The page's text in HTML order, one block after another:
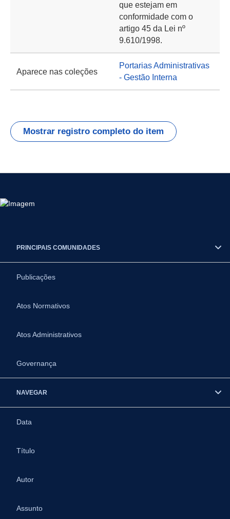
que estejam em
conformidade com o
artigo 45 da Lei nº
9.610/1998.
Aparece nas coleções
Portarias Administrativas
- Gestão Interna
Mostrar registro completo do item
PRINCIPAIS COMUNIDADES
Publicações
Atos Normativos
Atos Administrativos
Governança
NAVEGAR
Data
Título
Autor
Assunto